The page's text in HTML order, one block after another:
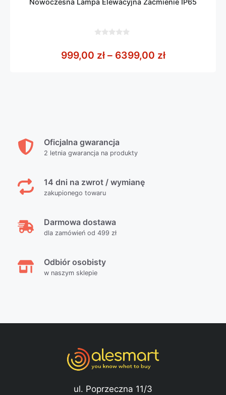
Nowoczesna Lampa Elewacyjna Zaćmienie IP65
5
999,00 zł – 6399,00 złZakres cen:
Oficjalna gwarancja
2 letnia gwarancja na produkty
14 dni na zwrot / wymianę
zakupionego towaru
Darmowa dostawa
dla zamówień od 499 zł
Odbiór osobisty
w naszym sklepie
ul. Poprzeczna 11/3